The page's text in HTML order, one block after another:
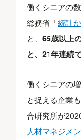
働くシニアの
総務省「統計
と、65歳以上
と、21年連続
働くシニアの
と捉える企業
合研究所が
人材マネジメ